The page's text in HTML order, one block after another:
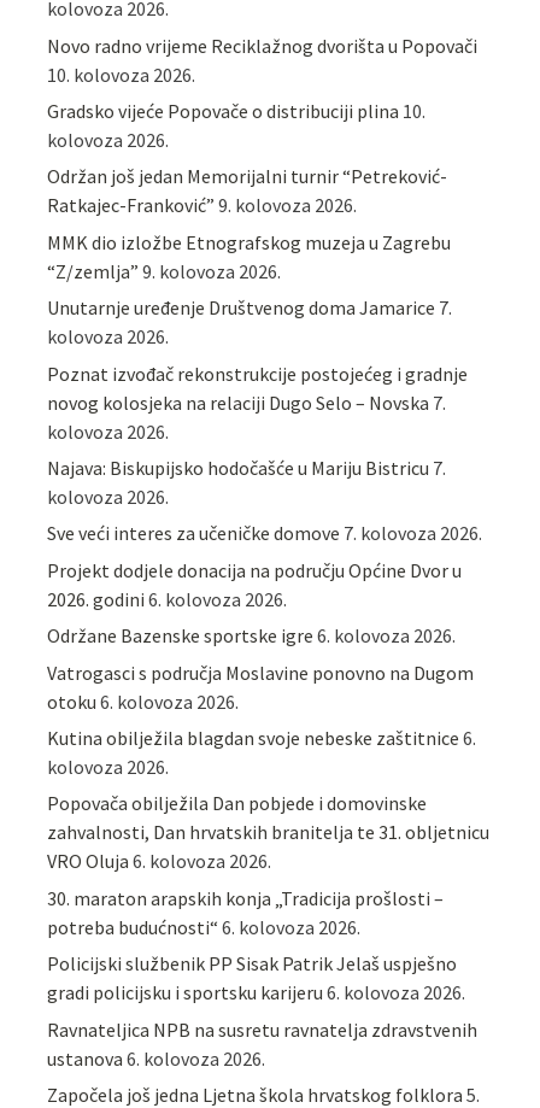
kolovoza 2026.
Novo radno vrijeme Reciklažnog dvorišta u Popovači
10. kolovoza 2026.
Gradsko vijeće Popovače o distribuciji plina 10.
kolovoza 2026.
Održan još jedan Memorijalni turnir “Petreković-
Ratkajec-Franković” 9. kolovoza 2026.
MMK dio izložbe Etnografskog muzeja u Zagrebu
“Z/zemlja” 9. kolovoza 2026.
Unutarnje uređenje Društvenog doma Jamarice 7.
kolovoza 2026.
Poznat izvođač rekonstrukcije postojećeg i gradnje
novog kolosjeka na relaciji Dugo Selo – Novska 7.
kolovoza 2026.
Najava: Biskupijsko hodočašće u Mariju Bistricu 7.
kolovoza 2026.
Sve veći interes za učeničke domove 7. kolovoza 2026.
Projekt dodjele donacija na području Općine Dvor u
2026. godini 6. kolovoza 2026.
Održane Bazenske sportske igre 6. kolovoza 2026.
Vatrogasci s područja Moslavine ponovno na Dugom
otoku 6. kolovoza 2026.
Kutina obilježila blagdan svoje nebeske zaštitnice 6.
kolovoza 2026.
Popovača obilježila Dan pobjede i domovinske
zahvalnosti, Dan hrvatskih branitelja te 31. obljetnicu
VRO Oluja 6. kolovoza 2026.
30. maraton arapskih konja „Tradicija prošlosti –
potreba budućnosti“ 6. kolovoza 2026.
Policijski službenik PP Sisak Patrik Jelaš uspješno
gradi policijsku i sportsku karijeru 6. kolovoza 2026.
Ravnateljica NPB na susretu ravnatelja zdravstvenih
ustanova 6. kolovoza 2026.
Započela još jedna Ljetna škola hrvatskog folklora 5.